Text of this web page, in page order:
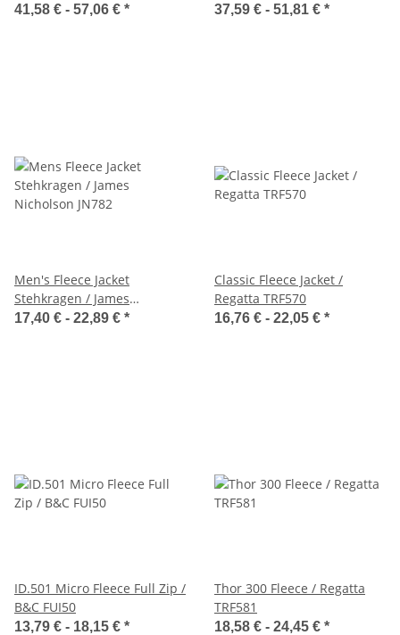
41,58 € - 57,06 € * 37,59 € - 51,81 € *
Men's Fleece Jacket
Stehkragen / James
Nicholson JN782
17,40 € - 22,89 € *
Classic Fleece Jacket /
Regatta TRF570
16,76 € - 22,05 € *
ID.501 Micro Fleece Full Zip /
B&C FUI50
13,79 € - 18,15 € *
Thor 300 Fleece / Regatta
TRF581
18,58 € - 24,45 € *